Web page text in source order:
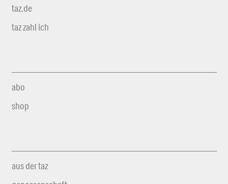
taz.de
taz zahl ich
abo
shop
aus der taz